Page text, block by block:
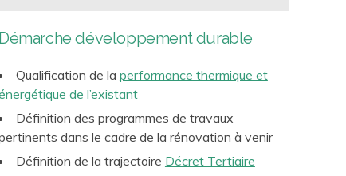
Démarche développement durable
Qualification de la performance thermique et
de l’existant
Définition des programmes de travaux
dans le cadre de la rénovation à venir
Définition de la trajectoire Décret Tertiaire